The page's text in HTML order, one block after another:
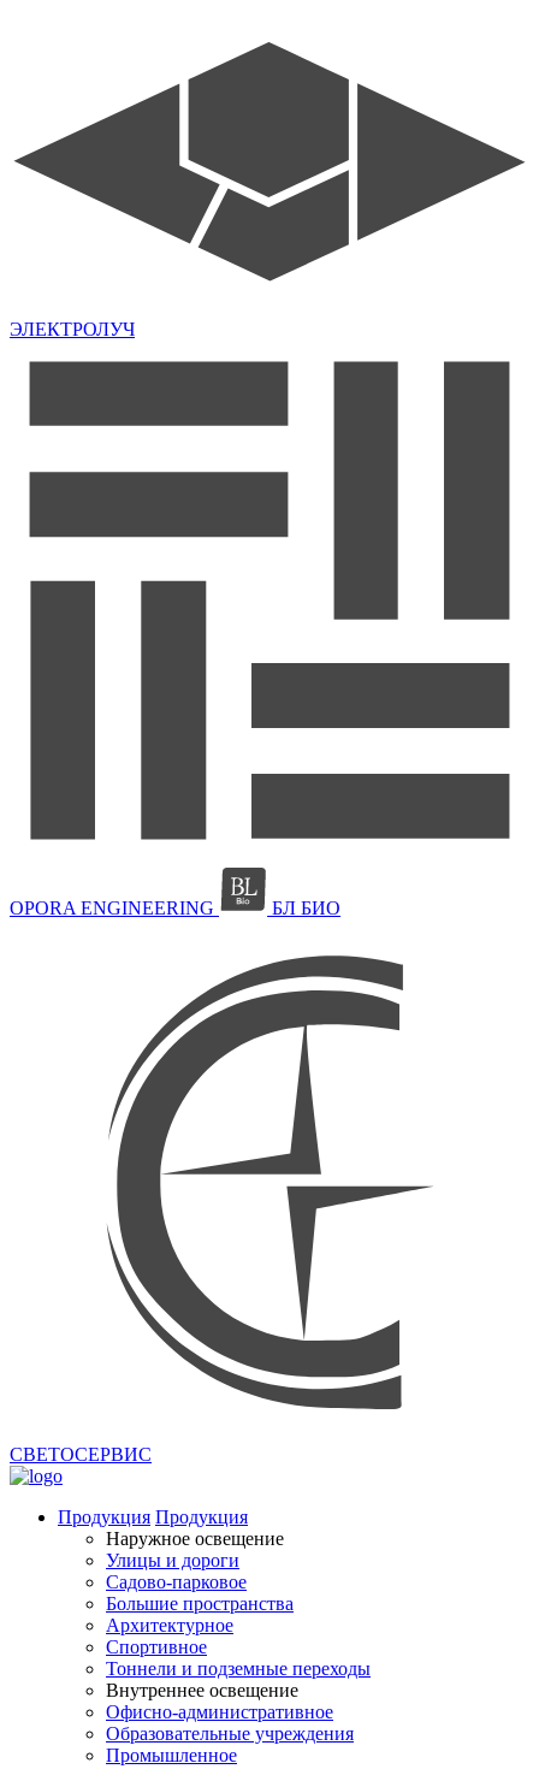
ЭЛЕКТРОЛУЧ
OPORA ENGINEERING БЛ БИО
СВЕТОСЕРВИС
Продукция Продукция
Наружное освещение
Улицы и дороги
Садово-парковое
Большие пространства
Архитектурное
Спортивное
Тоннели и подземные переходы
Внутреннее освещение
Офисно-административное
Образовательные учреждения
Промышленное